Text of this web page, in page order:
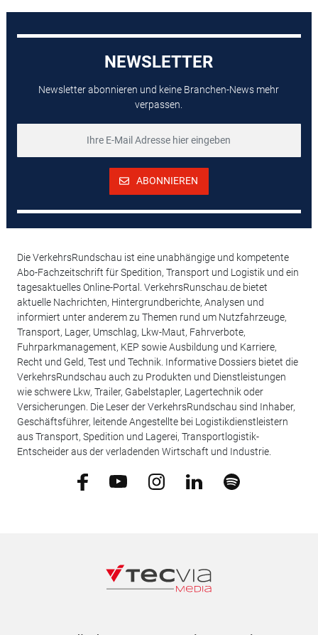
NEWSLETTER
Newsletter abonnieren und keine Branchen-News mehr
verpassen.
ABONNIEREN
Die VerkehrsRundschau ist eine unabhängige und kompetente
Abo-Fachzeitschrift für Spedition, Transport und Logistik und ein
tagesaktuelles Online-Portal. VerkehrsRunschau.de bietet
aktuelle Nachrichten, Hintergrundberichte, Analysen und
informiert unter anderem zu Themen rund um Nutzfahrzeuge,
Transport, Lager, Umschlag, Lkw-Maut, Fahrverbote,
Fuhrparkmanagement, KEP sowie Ausbildung und Karriere,
Recht und Geld, Test und Technik. Informative Dossiers bietet die
VerkehrsRundschau auch zu Produkten und Dienstleistungen
wie schwere Lkw, Trailer, Gabelstapler, Lagertechnik oder
Versicherungen. Die Leser der VerkehrsRundschau sind Inhaber,
Geschäftsführer, leitende Angestellte bei Logistikdienstleistern
aus Transport, Spedition und Lagerei, Transportlogistik-
Entscheider aus der verladenden Wirtschaft und Industrie.